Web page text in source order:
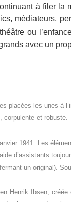
à filer
médiateurs,
ou
avec un
placées les unes à
et robuste.
1941. Les
d’assistants
un original).
Henrik Ibsen, créée